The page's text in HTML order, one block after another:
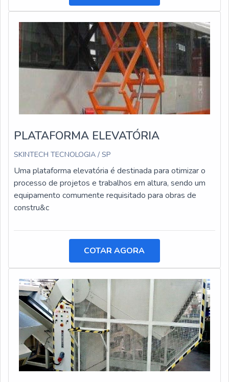
PLATAFORMA ELEVATÓRIA
SKINTECH TECNOLOGIA / SP
Uma plataforma elevatória é destinada para otimizar o
processo de projetos e trabalhos em altura, sendo um
equipamento comumente requisitado para obras de
constru&c
COTAR AGORA